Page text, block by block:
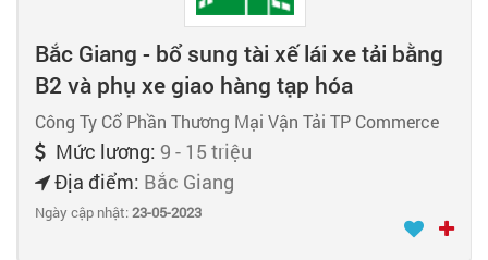
Bắc Giang - bổ sung tài xế lái xe tải bằng
B2 và phụ xe giao hàng tạp hóa
Công Ty Cổ Phần Thương Mại Vận Tải TP Commerce
Mức lương: 9 - 15 triệu
Địa điểm: Bắc Giang
Ngày cập nhật:23-05-2023